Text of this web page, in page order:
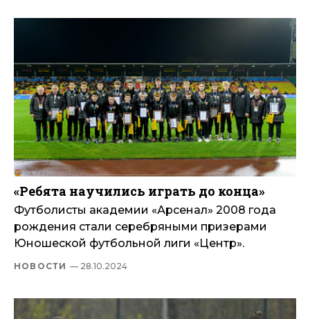
«Ребята научились играть до конца»
Футболисты академии «Арсенал» 2008 года
рождения стали серебряными призерами
Юношеской футбольной лиги «Центр».
НОВОСТИ — 28.10.2024